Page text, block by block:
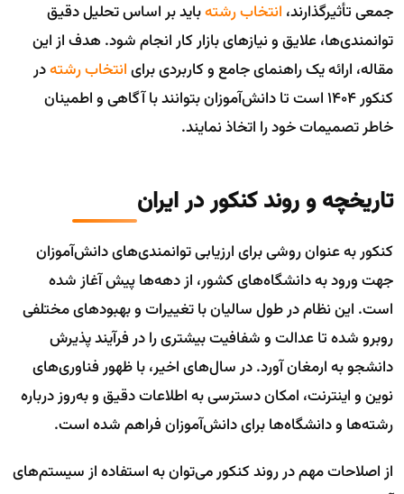
جمعی تأثیرگذارند، انتخاب رشتهباید بر اساس تحلیل دقیق
توانمندی‌ها، علایق و نیازهای بازار کار انجام شود. هدف از این
مقاله، ارائه یک راهنمای جامع و کاربردی برایانتخاب رشتهدر
کنکور 1404 است تا دانش‌آموزان بتوانند با آگاهی و اطمینان
خاطر تصمیمات خود را اتخاذ نمایند.
تاریخچه و روند کنکور در ایران
کنکور به عنوان روشی برای ارزیابی توانمندی‌های دانش‌آموزان
جهت ورود به دانشگاه‌های کشور، از دهه‌ها پیش آغاز شده
است. این نظام در طول سالیان با تغییرات و بهبودهای مختلفی
روبرو شده تا عدالت و شفافیت بیشتری را در فرآیند پذیرش
دانشجو به ارمغان آورد. در سال‌های اخیر، با ظهور فناوری‌های
نوین و اینترنت، امکان دسترسی به اطلاعات دقیق و به‌روز درباره
رشته‌ها و دانشگاه‌ها برای دانش‌آموزان فراهم شده است.
از اصلاحات مهم در روند کنکور می‌توان به استفاده از سیستم‌های